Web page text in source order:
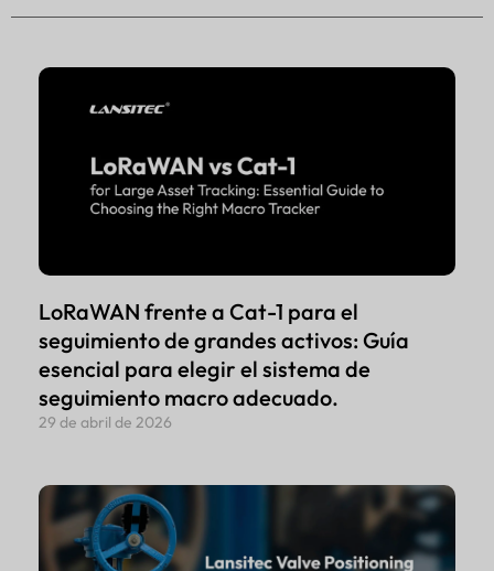
LoRaWAN frente a Cat-1 para el
seguimiento de grandes activos: Guía
esencial para elegir el sistema de
seguimiento macro adecuado.
29 de abril de 2026